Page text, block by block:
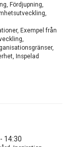
Fördjupning,
Exempel från
Inspelad
14:30